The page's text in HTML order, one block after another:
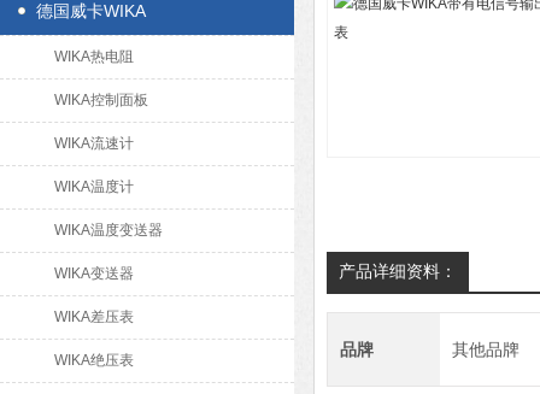
德国威卡WIKA
WIKA热电阻
WIKA控制面板
WIKA流速计
WIKA温度计
WIKA温度变送器
WIKA变送器
WIKA差压表
WIKA绝压表
产品详细资料：
品牌 其他品牌